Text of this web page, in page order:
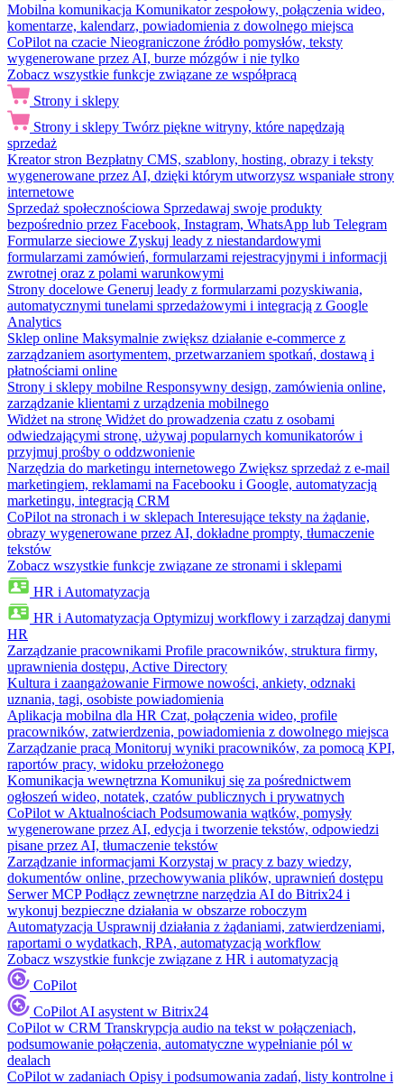
Mobilna komunikacja Komunikator zespołowy, połączenia wideo,
komentarze, kalendarz, powiadomienia z dowolnego miejsca
CoPilot na czacie Nieograniczone źródło pomysłów, teksty
wygenerowane przez AI, burze mózgów i nie tylko
Zobacz wszystkie funkcje związane ze współpracą
Strony i sklepy
Strony i sklepy Twórz piękne witryny, które napędzają
sprzedaż
Kreator stron Bezpłatny CMS, szablony, hosting, obrazy i teksty
wygenerowane przez AI, dzięki którym utworzysz wspaniałe strony
internetowe
Sprzedaż społecznościowa Sprzedawaj swoje produkty
bezpośrednio przez Facebook, Instagram, WhatsApp lub Telegram
Formularze sieciowe Zyskuj leady z niestandardowymi
formularzami zamówień, formularzami rejestracyjnymi i informacji
zwrotnej oraz z polami warunkowymi
Strony docelowe Generuj leady z formularzami pozyskiwania,
automatycznymi tunelami sprzedażowymi i integracją z Google
Analytics
Sklep online Maksymalnie zwiększ działanie e-commerce z
zarządzaniem asortymentem, przetwarzaniem spotkań, dostawą i
płatnościami online
Strony i sklepy mobilne Responsywny design, zamówienia online,
zarządzanie klientami z urządzenia mobilnego
Widżet na stronę Widżet do prowadzenia czatu z osobami
odwiedzającymi stronę, używaj popularnych komunikatorów i
przyjmuj prośby o oddzwonienie
Narzędzia do marketingu internetowego Zwiększ sprzedaż z e-mail
marketingiem, reklamami na Facebooku i Google, automatyzacją
marketingu, integracją CRM
CoPilot na stronach i w sklepach Interesujące teksty na żądanie,
obrazy wygenerowane przez AI, dokładne prompty, tłumaczenie
tekstów
Zobacz wszystkie funkcje związane ze stronami i sklepami
HR i Automatyzacja
HR i Automatyzacja Optymizuj workflowy i zarządzaj danymi
HR
Zarządzanie pracownikami Profile pracowników, struktura firmy,
uprawnienia dostępu, Active Directory
Kultura i zaangażowanie Firmowe nowości, ankiety, odznaki
uznania, tagi, osobiste powiadomienia
Aplikacja mobilna dla HR Czat, połączenia wideo, profile
pracowników, zatwierdzenia, powiadomienia z dowolnego miejsca
Zarządzanie pracą Monitoruj wyniki pracowników, za pomocą KPI,
raportów pracy, widoku przełożonego
Komunikacja wewnętrzna Komunikuj się za pośrednictwem
ogłoszeń wideo, notatek, czatów publicznych i prywatnych
CoPilot w Aktualnościach Podsumowania wątków, pomysły
wygenerowane przez AI, edycja i tworzenie tekstów, odpowiedzi
pisane przez AI, tłumaczenie tekstów
Zarządzanie informacjami Korzystaj w pracy z bazy wiedzy,
dokumentów online, przechowywania plików, uprawnień dostępu
Serwer MCP Podłącz zewnętrzne narzędzia AI do Bitrix24 i
wykonuj bezpieczne działania w obszarze roboczym
Automatyzacja Usprawnij działania z żądaniami, zatwierdzeniami,
raportami o wydatkach, RPA, automatyzacją workflow
Zobacz wszystkie funkcje związane z HR i automatyzacją
CoPilot
CoPilot AI asystent w Bitrix24
CoPilot w CRM Transkrypcja audio na tekst w połączeniach,
podsumowanie połączenia, automatyczne wypełnianie pól w
dealach
CoPilot w zadaniach Opisy i podsumowania zadań, listy kontrolne i